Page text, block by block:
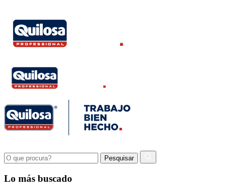
Lo más buscado